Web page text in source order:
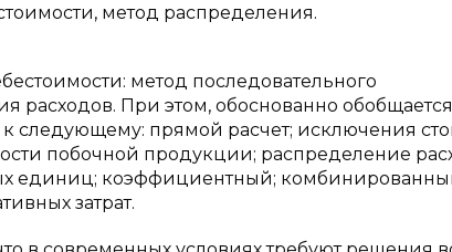
метод распределения.
метод последовательного
расходов. При этом, обоснованно обобщается
следующему: прямой расчет; исключения
побочной продукции; распределение
единиц; коэффициентный;
затрат.